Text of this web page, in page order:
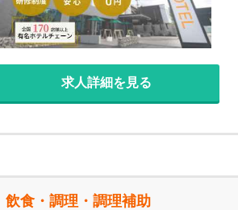
求人詳細を見る
飲食・調理・調理補助